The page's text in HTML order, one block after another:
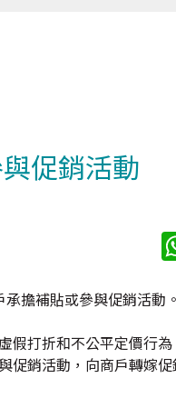
促銷活動
擔補貼或參與促銷活動。
打折和不公平定價行為
促銷活動，向商戶轉嫁